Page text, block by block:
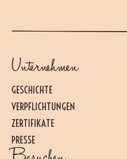
Unternehmen
GESCHICHTE
VERPFLICHTUNGEN
ZERTIFIKATE
PRESSE
Essential